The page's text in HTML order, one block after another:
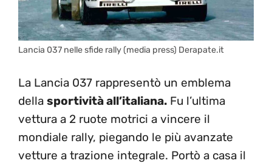
Lancia 037 nelle sfide rally (media press) Derapate.it
La Lancia 037 rappresentò un emblema
della sportività all’italiana. Fu l’ultima
vettura a 2 ruote motrici a vincere il
mondiale rally, piegando le più avanzate
vetture a trazione integrale. Portò a casa il